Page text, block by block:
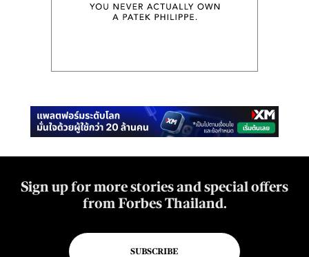
Sign up for more stories and special offers
from Forbes Thailand.
SUBSCRIBE